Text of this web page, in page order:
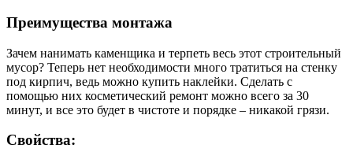
Преимущества монтажа
Зачем нанимать каменщика и терпеть весь этот строительный
мусор? Теперь нет необходимости много тратиться на стенку
под кирпич, ведь можно купить наклейки. Сделать с
помощью них косметический ремонт можно всего за 30
минут, и все это будет в чистоте и порядке – никакой грязи.
Свойства: